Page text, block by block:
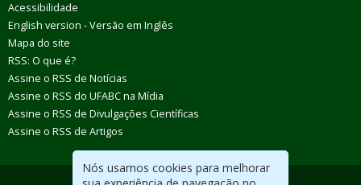
Nós usamos cookies para melhorar
Acessibilidade
English version - Versão em Inglês
Mapa do site
RSS: O que é?
Assine o RSS de Notícias
Assine o RSS do UFABC na Mídia
Assine o RSS de Divulgações Científicas
Assine o RSS de Artigos